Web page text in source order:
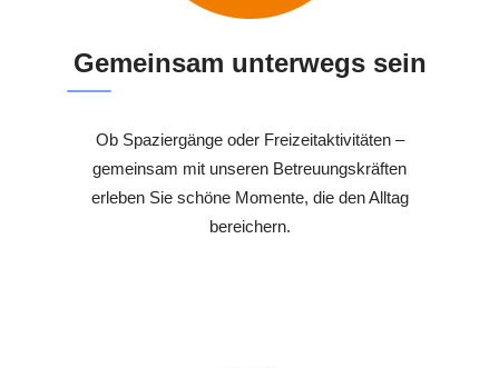
Gemeinsam unterwegs sein
Ob Spaziergänge oder Freizeitaktivitäten –
gemeinsam mit unseren Betreuungskräften
erleben Sie schöne Momente, die den Alltag
bereichern.